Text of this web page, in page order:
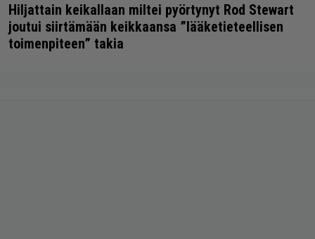
Hiljattain keikallaan miltei pyörtynyt Rod Stewart
joutui siirtämään keikkaansa ”lääketieteellisen
toimenpiteen” takia